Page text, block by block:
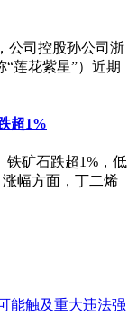
公司控股孙公司浙
莲花紫星”）近期
超1%
铁矿石跌超1%，低
幅方面，丁二烯
能触及重大违法强